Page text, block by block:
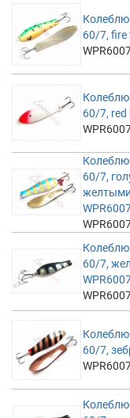
60/7, fire
60/7, red
60/7,
желтыми
60/7,
60/7,